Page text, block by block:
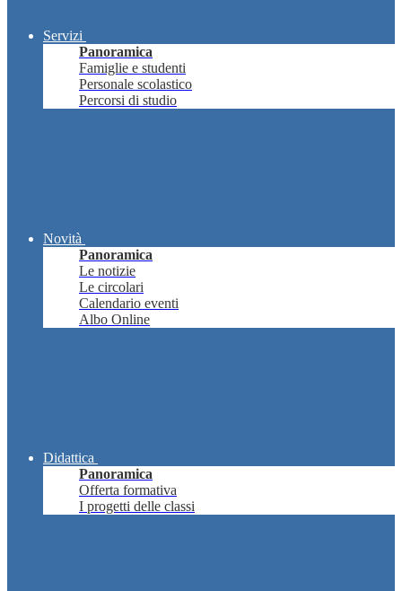
Servizi
Panoramica
Famiglie e studenti
Personale scolastico
Percorsi di studio
Novità
Panoramica
Le notizie
Le circolari
Calendario eventi
Albo Online
Didattica
Panoramica
Offerta formativa
I progetti delle classi